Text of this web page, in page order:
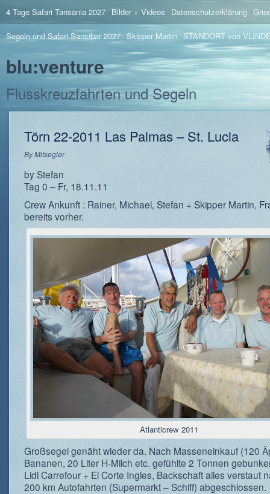
4 Tage Safari Tansania 2027 Bilder + Videos Datenschutzerklärung
Segeln und Safari Sansibar 2027 Skipper Martin STANDORT von
blu:venture
Flusskreuzfahrten und Segeln
Törn 22-2011 Las Palmas – St. Lucia
ByMitsegler
by Stefan
Tag 0 – Fr, 18.11.11
Crew Ankunft : Rainer, Michael, Stefan + Skipper Martin,
bereits vorher.
Atlanticrew 2011
Großsegel genäht wieder da. Nach Masseneinkauf (120
Bananen, 20 Liter H-Milch etc. gefühlte 2 Tonnen
Lidl Carrefour + El Corte Ingles, Backschaft alles verstaut
200 km Autofahrten (Supermarkt – Schiff) abgeschlossen.